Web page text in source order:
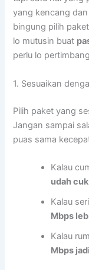
yang kencang
bingung pilih
lo mutusin buat
perlu lo
1. Sesuaikan
Pilih paket yang
Jangan sampai
puas sama
Kalau
udah
Kalau
Mbps
Kalau
Mbps